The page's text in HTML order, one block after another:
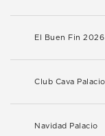
El Buen Fin 2026
Club Cava Palacio
Navidad Palacio